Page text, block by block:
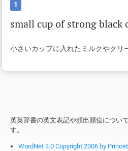
1
smallcupof strongblack
小さいカップに入れたミルクやクリ
英英辞書の英文表記や頻出順位につい
す。
WordNet 3.0 Copyright 2006 by